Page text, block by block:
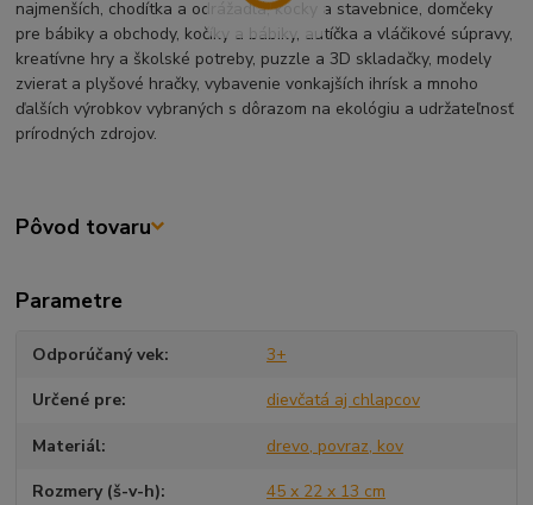
najmenších, chodítka a odrážadlá, kocky a stavebnice, domčeky
pre bábiky a obchody, kočíky a bábiky, autíčka a vláčikové súpravy,
kreatívne hry a školské potreby, puzzle a 3D skladačky, modely
zvierat a plyšové hračky, vybavenie vonkajších ihrísk a mnoho
ďalších výrobkov vybraných s dôrazom na ekológiu a udržateľnosť
prírodných zdrojov.
Pôvod tovaru
Parametre
Odporúčaný vek 3+
Určené pre dievčatá aj chlapcov
Materiál drevo, povraz, kov
Rozmery (š-v-h) 45 x 22 x 13 cm